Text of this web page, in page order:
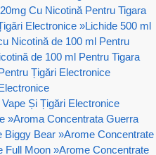
Cu Nicotină Pentru Tigara
Electronice »Lichide 500 ml
Nicotină de 100 ml Pentru
de 100 ml Pentru Tigara
Țigări Electronice
Și Țigări Electronice
»Aroma Concentrata Guerra
Biggy Bear »Arome Concentrate
Full Moon »Arome Concentrate